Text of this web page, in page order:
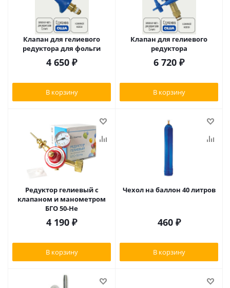
Клапан для гелиевого
редуктора для фольги
4 650 ₽
В корзину
Клапан для гелиевого
редуктора
6 720 ₽
В корзину
Редуктор гелиевый с
клапаном и манометром
БГО 50-Не
4 190 ₽
В корзину
Чехол на баллон 40 литров
460₽
В корзину